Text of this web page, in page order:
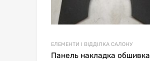
ЕЛЕМЕНТИ І ВІДДІЛКА САЛОНУ
Панель накладка обшивка